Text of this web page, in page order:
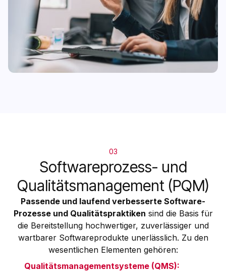
03
Softwareprozess- und
Qualitätsmanagement (PQM)
Passende und laufend verbesserte Software-
Prozesse und Qualitätspraktiken sind die Basis für
die Bereitstellung hochwertiger, zuverlässiger und
wartbarer Softwareprodukte unerlässlich. Zu den
wesentlichen Elementen gehören:
Qualitätsmanagementsysteme (QMS):